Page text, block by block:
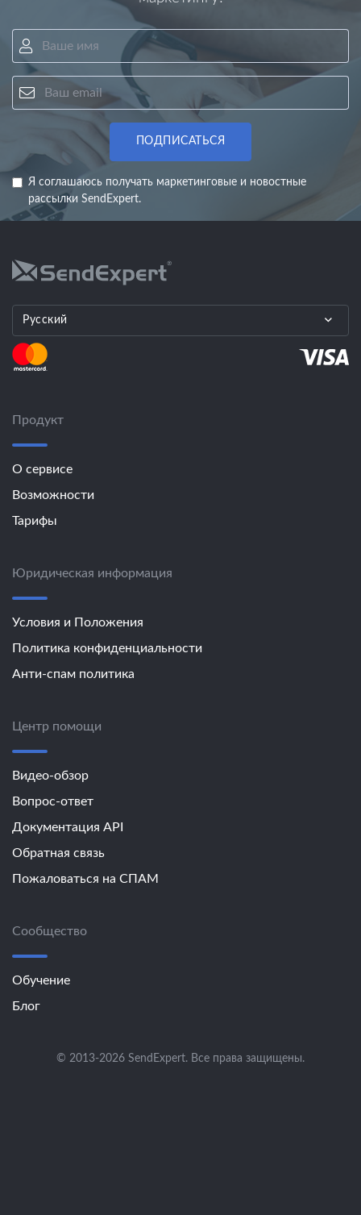
ПОДПИСАТЬСЯ
Я соглашаюсь получать маркетинговые и новостные
рассылки SendExpert.
Русский
Продукт
О сервисе
Возможности
Тарифы
Юридическая информация
Условия и Положения
Политика конфиденциальности
Анти-спам политика
Центр помощи
Видео-обзор
Вопрос-ответ
Документация API
Обратная связь
Пожаловаться на СПАМ
Сообщество
Обучение
Блог
© 2013-2026 SendExpert. Все права защищены.